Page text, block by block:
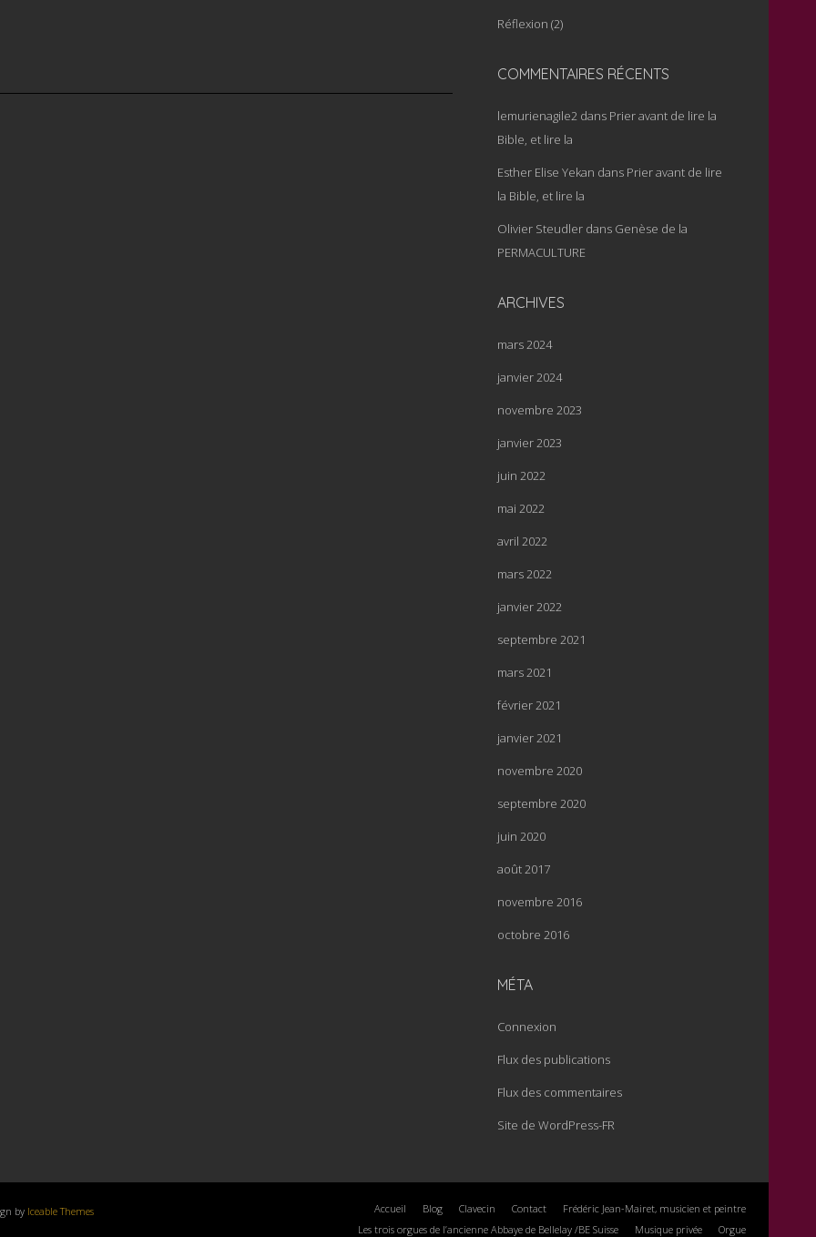
Réflexion (2)
COMMENTAIRES RÉCENTS
lemurienagile2 dans Prier avant de lire la
Bible, et lire la
Esther Elise Yekan dans Prier avant de lire
la Bible, et lire la
Olivier Steudler dans Genèse de la
PERMACULTURE
ARCHIVES
mars 2024
janvier 2024
novembre 2023
janvier 2023
juin 2022
mai 2022
avril 2022
mars 2022
janvier 2022
septembre 2021
mars 2021
février 2021
janvier 2021
novembre 2020
septembre 2020
juin 2020
août 2017
novembre 2016
octobre 2016
MÉTA
Connexion
Flux des publications
Flux des commentaires
Site de WordPress-FR
by Iceable Themes Accueil Blog Clavecin Contact
Frédéric Jean-Mairet, musicien et peintre
Les trois orgues de l’ancienne Abbaye de Bellelay /BE Suisse
Musique privée Orgue